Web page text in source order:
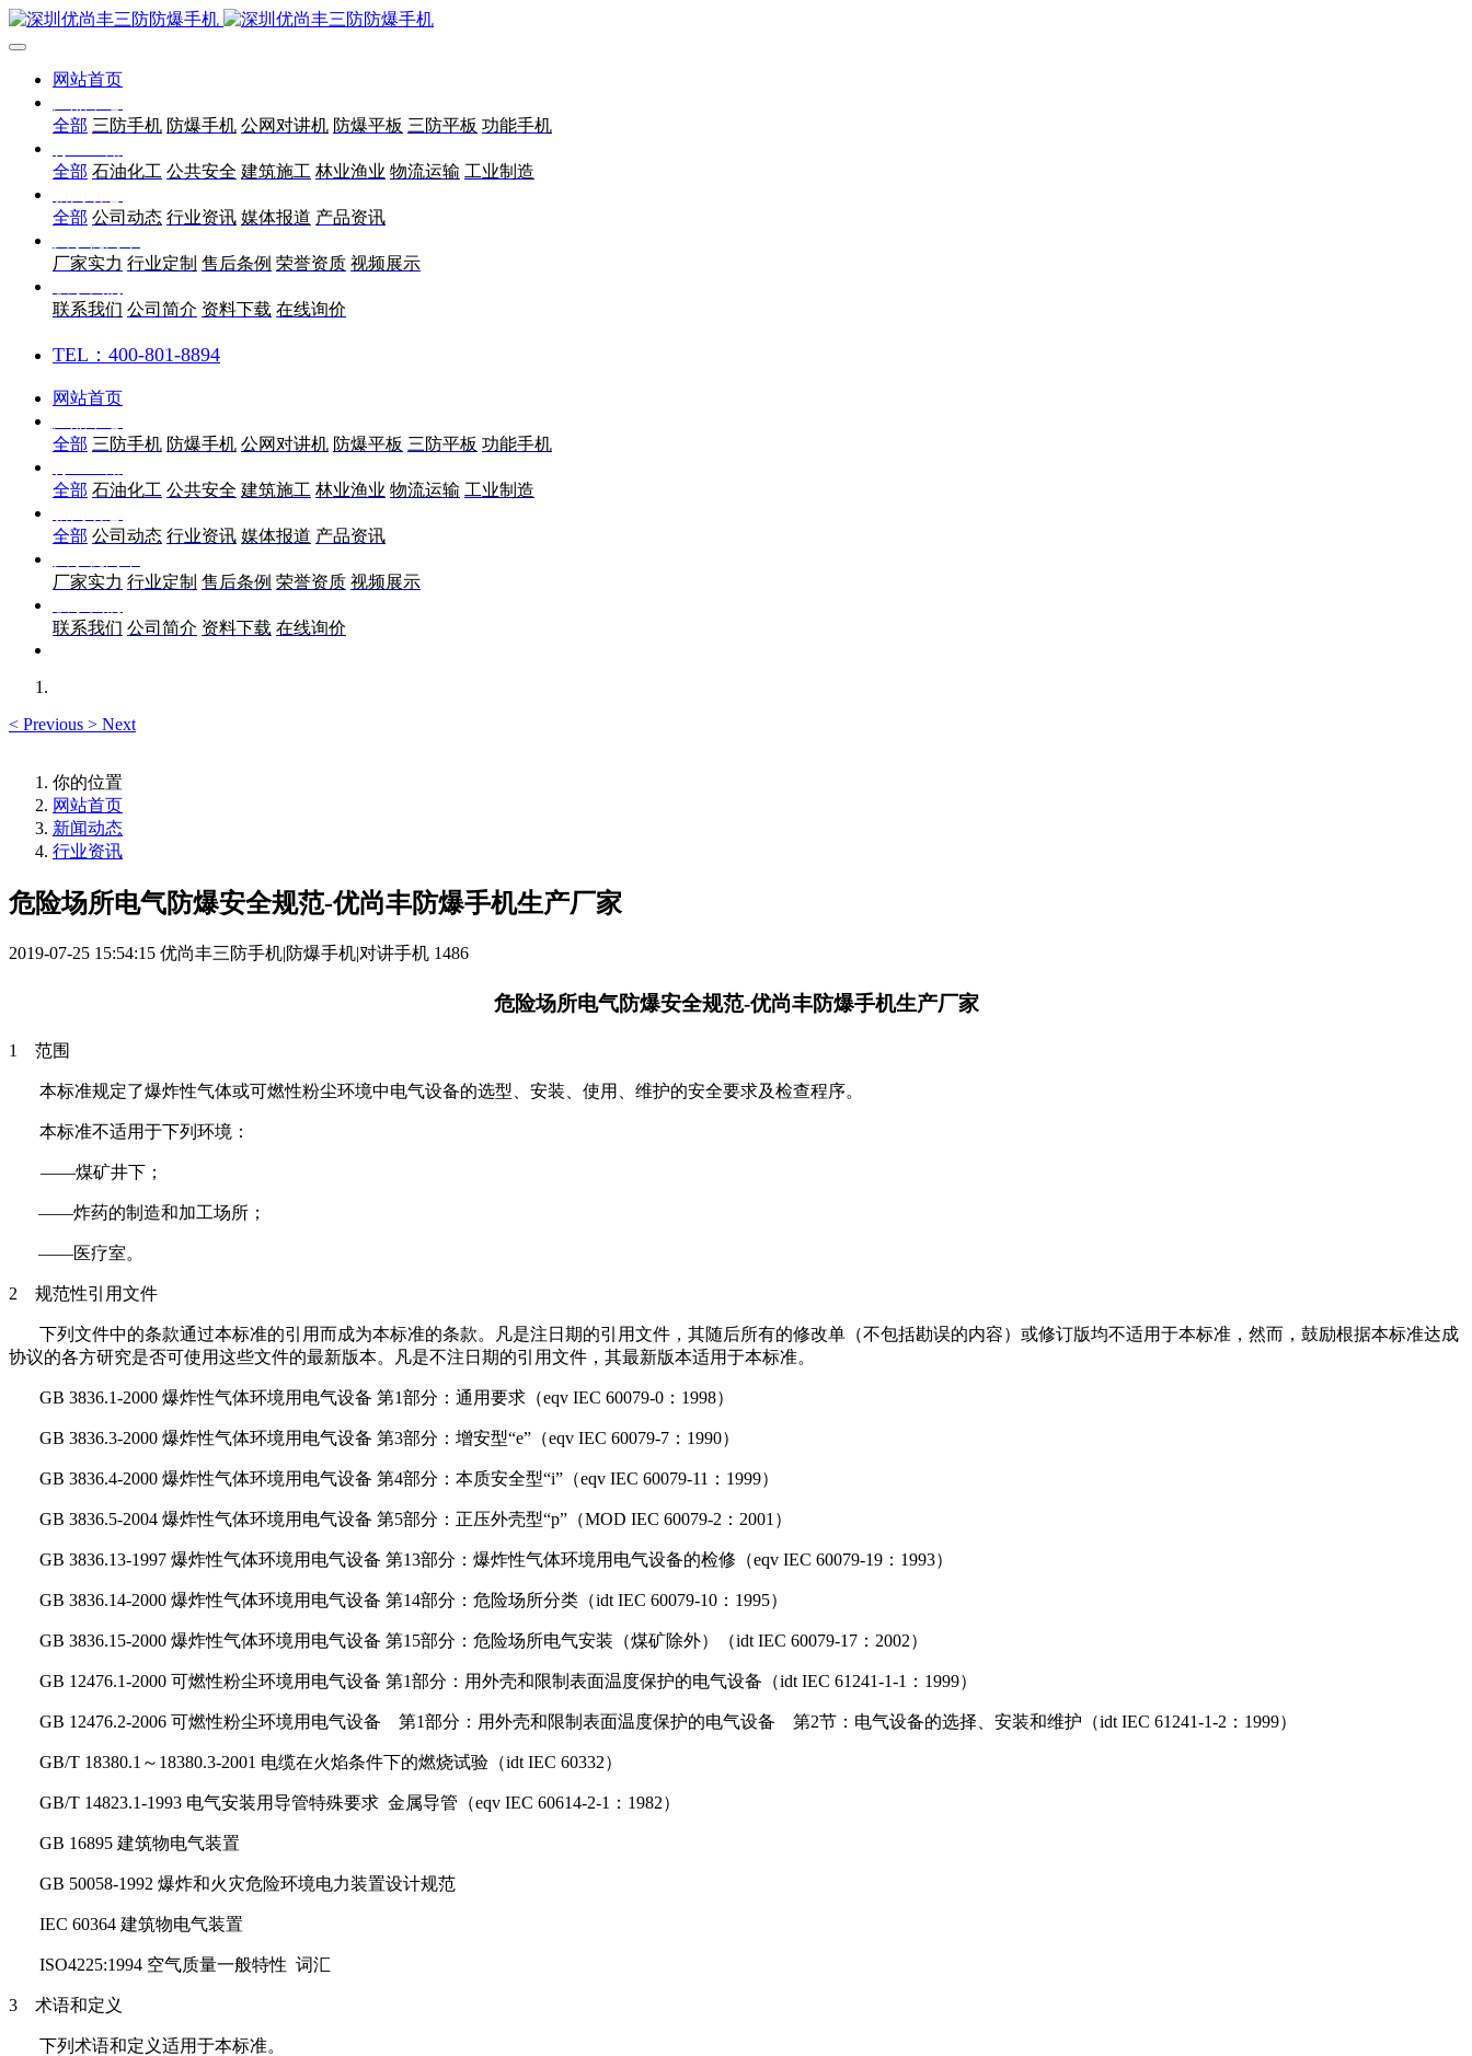
网站首页
全部 三防手机 防爆手机 公网对讲机 防爆平板 三防平板 功能手机
全部 石油化工 公共安全 建筑施工 林业渔业 物流运输 工业制造
全部 公司动态 行业资讯 媒体报道 产品资讯
厂家实力 行业定制 售后条例 荣誉资质 视频展示
联系我们 公司简介 资料下载 在线询价
TEL：400-801-8894
网站首页
全部 三防手机 防爆手机 公网对讲机 防爆平板 三防平板 功能手机
全部 石油化工 公共安全 建筑施工 林业渔业 物流运输 工业制造
全部 公司动态 行业资讯 媒体报道 产品资讯
厂家实力 行业定制 售后条例 荣誉资质 视频展示
联系我们 公司简介 资料下载 在线询价
< Previous > Next
你的位置
网站首页
新闻动态
行业资讯
危险场所电气防爆安全规范-优尚丰防爆手机生产厂家
2019-07-25 15:54:15 优尚丰三防手机|防爆手机|对讲手机 1486
危险场所电气防爆安全规范-优尚丰防爆手机生产厂家
1 范围
本标准规定了爆炸性气体或可燃性粉尘环境中电气设备的选型、安装、使用、维护的安全要求及检查程序。
本标准不适用于下列环境：
——煤矿井下；
——炸药的制造和加工场所；
——医疗室。
2 规范性引用文件
下列文件中的条款通过本标准的引用而成为本标准的条款。凡是注日期的引用文件，其随后所有的修改单（不包括勘误的内容）或修订版均不适用于本标准，然而，鼓励根据本标准达成
协议的各方研究是否可使用这些文件的最新版本。凡是不注日期的引用文件，其最新版本适用于本标准。
GB 3836.1-2000 爆炸性气体环境用电气设备 第1部分：通用要求（eqv IEC 60079-0：1998）
GB 3836.3-2000 爆炸性气体环境用电气设备 第3部分：增安型“e”（eqv IEC 60079-7：1990）
GB 3836.4-2000 爆炸性气体环境用电气设备 第4部分：本质安全型“i”（eqv IEC 60079-11：1999）
GB 3836.5-2004 爆炸性气体环境用电气设备 第5部分：正压外壳型“p”（MOD IEC 60079-2：2001）
GB 3836.13-1997 爆炸性气体环境用电气设备 第13部分：爆炸性气体环境用电气设备的检修（eqv IEC 60079-19：1993）
GB 3836.14-2000 爆炸性气体环境用电气设备 第14部分：危险场所分类（idt IEC 60079-10：1995）
GB 3836.15-2000 爆炸性气体环境用电气设备 第15部分：危险场所电气安装（煤矿除外）（idt IEC 60079-17：2002）
GB 12476.1-2000 可燃性粉尘环境用电气设备 第1部分：用外壳和限制表面温度保护的电气设备（idt IEC 61241-1-1：1999）
GB 12476.2-2006 可燃性粉尘环境用电气设备 第1部分：用外壳和限制表面温度保护的电气设备 第2节：电气设备的选择、安装和维护（idt IEC 61241-1-2：1999）
GB/T 18380.1 ～18380.3-2001 电缆在火焰条件下的燃烧试验（idt IEC 60332）
GB/T 14823.1-1993 电气安装用导管特殊要求 金属导管（eqv IEC 60614-2-1：1982）
GB 16895 建筑物电气装置
GB 50058-1992 爆炸和火灾危险环境电力装置设计规范
IEC 60364 建筑物电气装置
ISO4225:1994 空气质量一般特性 词汇
3 术语和定义
下列术语和定义适用于本标准。